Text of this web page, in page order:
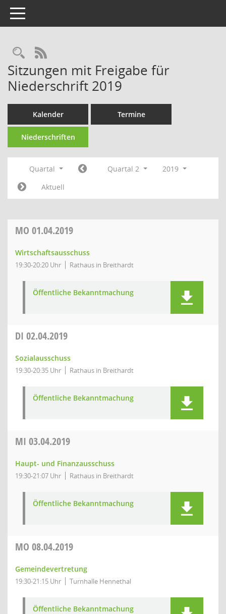
Toggle navigation
Rechercheauswahl
RSS-Feed
Sitzungen mit Freigabe für
Niederschrift 2019
Kalender Termine
Niederschriften
Quartal Quartal 2
2019
Aktuell
MO 01.04.2019
Wirtschaftsausschuss
19:30-20:20 Uhr Rathaus in Breithardt
Öffentliche Bekanntmachung
DI 02.04.2019
Sozialausschuss
19:30-20:35 Uhr Rathaus in Breithardt
Öffentliche Bekanntmachung
MI 03.04.2019
Haupt- und Finanzausschuss
19:30-21:07 Uhr Rathaus in Breithardt
Öffentliche Bekanntmachung
MO 08.04.2019
Gemeindevertretung
19:30-21:15 Uhr Turnhalle Hennethal
Öffentliche Bekanntmachung